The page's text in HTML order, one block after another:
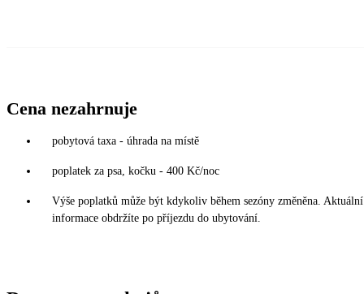
Cena nezahrnuje
pobytová taxa - úhrada na místě
poplatek za psa, kočku - 400 Kč/noc
Výše poplatků může být kdykoliv během sezóny změněna. Aktuální
informace obdržíte po příjezdu do ubytování.